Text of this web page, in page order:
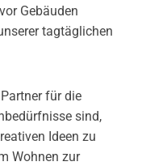
Gebäuden
tagtäglichen
für die
sind,
Ideen zu
Wohnen zur